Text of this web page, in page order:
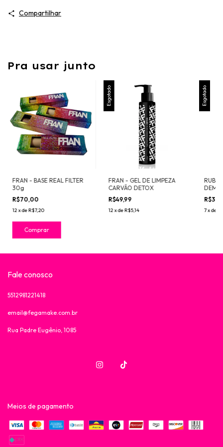
Compartilhar
Pra usar junto
FRAN - BASE REAL FILTER
30g
R$70,00
12 xdeR$7,20
Comprar
Esgotado
FRAN - GEL DE LIMPEZA
CARVÃO DETOX
R$49,99
12xdeR$5,14
Esgotado
RUBY
7xde
Fale conosco
5512981221418
email@fegamake.com.br
Rua Padre Eugênio, 1085
Meios de pagamento